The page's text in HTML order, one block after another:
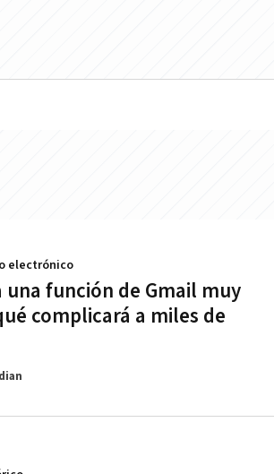
una función de Gmail muy
complicará a miles de
electrónico